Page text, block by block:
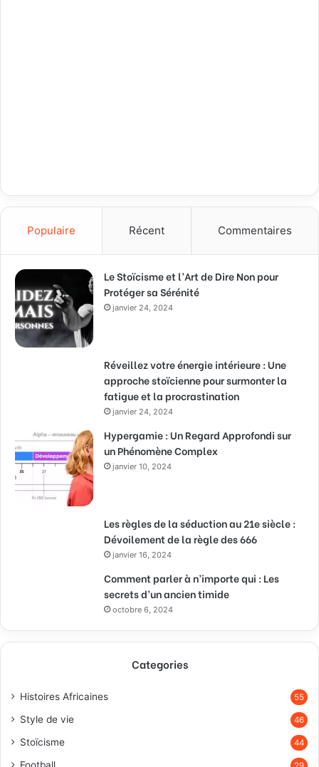
Populaire Récent Commentaires
Le Stoïcisme et l’Art de Dire Non pour
Protéger sa Sérénité
janvier 24, 2024
Réveillez votre énergie intérieure : Une
approche stoïcienne pour surmonter la
fatigue et la procrastination
janvier 24, 2024
Hypergamie : Un Regard Approfondi sur
un Phénomène Complex
janvier 10, 2024
Les règles de la séduction au 21e siècle :
Dévoilement de la règle des 666
janvier 16, 2024
Comment parler à n’importe qui : Les
secrets d’un ancien timide
octobre 6, 2024
Categories
Histoires Africaines 55
Style de vie 46
Stoïcisme 44
Football